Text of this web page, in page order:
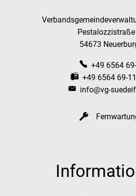
54673
+49 6564
+49 6564 69-
info@vg-